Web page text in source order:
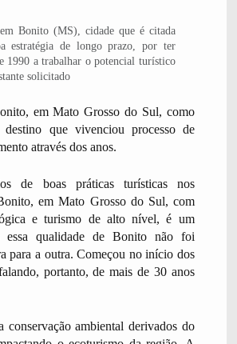
Bonito (MS), cidade que é citada
estratégia de longo prazo, por ter
1990 a trabalhar o potencial turístico
solicitado
em Mato Grosso do Sul, como
que vivenciou processo de
através dos anos.
de boas práticas turísticas nos
em Mato Grosso do Sul, com
e turismo de alto nível, é um
essa qualidade de Bonito não foi
para a outra. Começou no início dos
portanto, de mais de 30 anos
conservação ambiental derivados do